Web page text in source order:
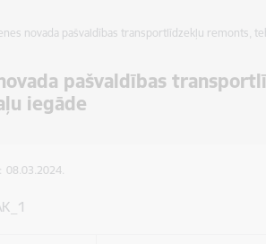
novada pašvaldības transportlīdzekļu remonts,
pašvaldības
iegāde
08.03.2024.